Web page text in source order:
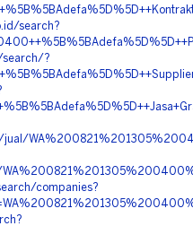
search?
search/?
jual/
companies?